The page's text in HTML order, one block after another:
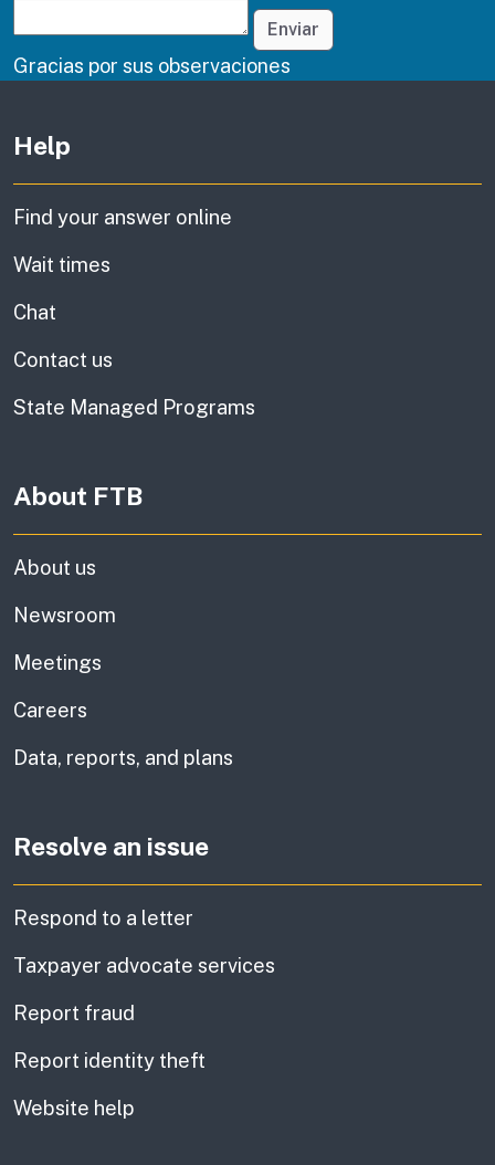
Enviar
Gracias por sus observaciones
Help
Find your answer online
Wait times
Chat
Contact us
State Managed Programs
About FTB
About us
Newsroom
Meetings
Careers
Data, reports, and plans
Resolve an issue
Respond to a letter
Taxpayer advocate services
Report fraud
Report identity theft
Website help